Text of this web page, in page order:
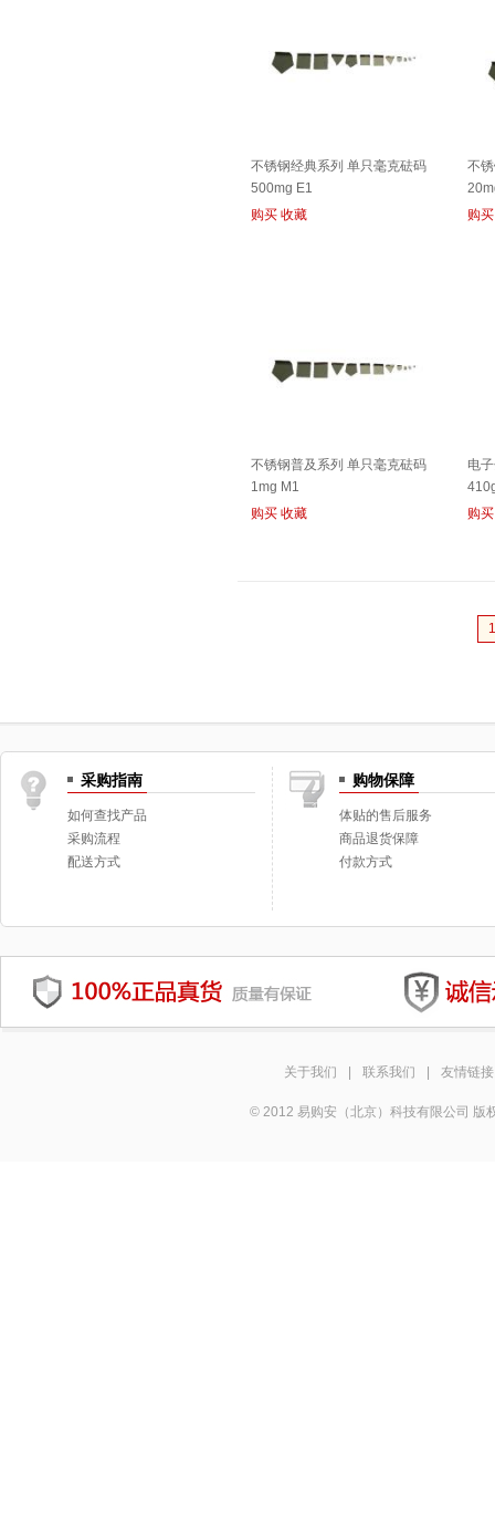
不锈钢经典系列 单只毫克砝码
500mg E1
购买 收藏
不
购买
不锈钢普及系列 单只毫克砝码
1mg M1
购买 收藏
电
购买
1
采购指南
如何查找产品
采购流程
配送方式
购物保障
体贴的售后服务
商品退货保障
付款方式
关于我们 联系我们 友情链接
© 2012 易购安（北京）科技有限公司 版